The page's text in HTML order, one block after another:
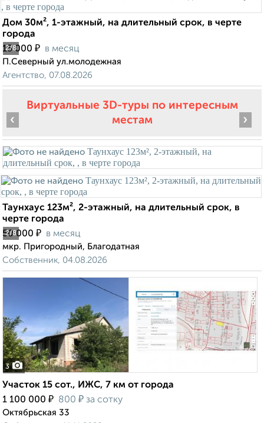
2/8
Дом 30м², 1-этажный, на длительный срок, в черте
города
15 000 ₽ в месяц
П.Северный ул.молодежная
Агентство, 07.08.2026
Виртуальные 3D-туры по интересным
местам
2/8
‹ ›
Таунхаус 123м², 2-этажный, на длительный срок, в
черте города
50 000 ₽ в месяц
мкр. Пригородный, Благодатная
Собственник, 04.08.2026
3
Участок 15 сот., ИЖС, 7 км от города
1 100 000 ₽ 800 ₽ за сотку
Октябрьская 33